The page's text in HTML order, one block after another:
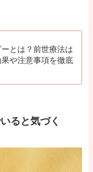
とは？前世療法は
や注意事項を徹底
ると気づく